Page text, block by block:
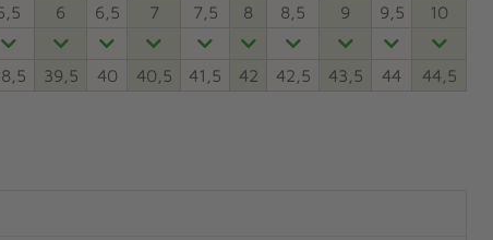
6 6,5 7 7,5 8 8,5 9 9,5 10
39,5 40 40,5 41,5 42 42,5 43,5 44 44,5